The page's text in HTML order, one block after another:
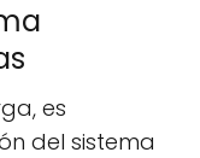
es
del sistema